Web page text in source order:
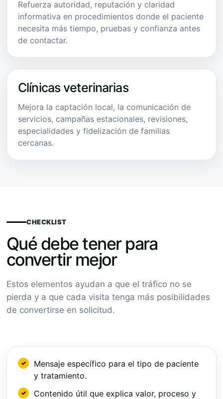
Refuerza autoridad, reputación y claridad
informativa en procedimientos donde el paciente
necesita más tiempo, pruebas y confianza antes
de contactar.
Clínicas veterinarias
Mejora la captación local, la comunicación de
servicios, campañas estacionales, revisiones,
especialidades y fidelización de familias
cercanas.
CHECKLIST
Qué debe tener para
convertir mejor
Estos elementos ayudan a que el tráfico no se
pierda y a que cada visita tenga más posibilidades
de convertirse en solicitud.
Mensaje específico para el tipo de paciente
y tratamiento.
Contenido útil que explica valor, proceso y